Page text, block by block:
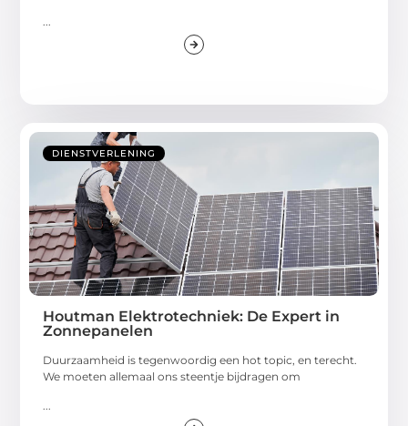
DIENSTVERLENING
Houtman Elektrotechniek: De Expert in
Zonnepanelen
Duurzaamheid is tegenwoordig een hot topic, en terecht.
We moeten allemaal ons steentje bijdragen om